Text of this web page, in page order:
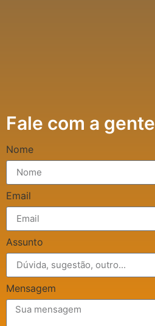
Fale com a gente
Nome
Email
Assunto
Mensagem